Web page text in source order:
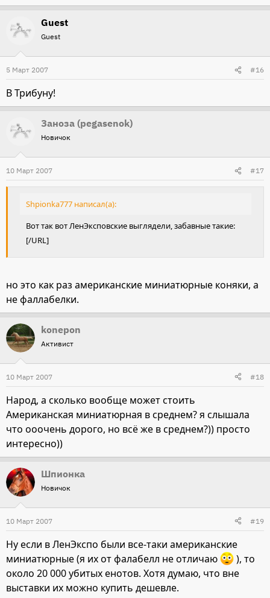
Guest
Guest
5 Март 2007 #16
В Трибуну!
Заноза (pegasenok)
Новичок
10 Март 2007 #17
Shpionka777 написал(а):
Вот так вот ЛенЭксповские выглядели, забавные такие:
[/URL]
но это как раз американские миниатюрные коняки, а
не фаллабелки.
konepon
Активист
10 Март 2007 #18
Народ, а сколько вообще может стоить
Американская миниатюрная в среднем? я слышала
что ооочень дорого, но всё же в среднем?)) просто
интересно))
Шпионка
Новичок
10 Март 2007 #19
Ну если в ЛенЭкспо были все-таки американские
миниатюрные (я их от фалабелл не отличаю
), то
около 20 000 убитых енотов. Хотя думаю, что вне
выставки их можно купить дешевле.